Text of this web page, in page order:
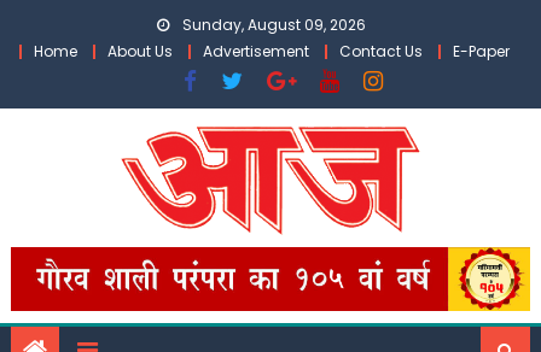
Sunday, August 09, 2026
Home
About Us Advertisement Contact Us E-Paper